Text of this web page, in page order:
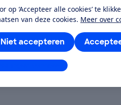
op ‘Accepteer alle cookies’ te
van deze cookies. Meer over
Niet accepteren
aanpassen
je ver fietsen op een
kijken of de e-bike op rolletjes